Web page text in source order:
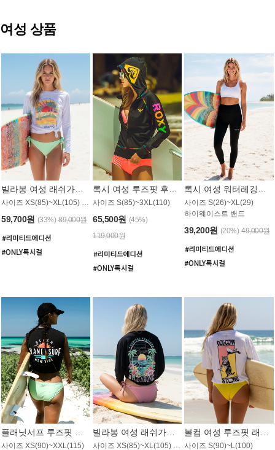
여성 상품
59,700원 (33%) 89,000원
사이즈 S(85)~3XL(110)
65,500원 (45%)
119,000원
사이즈 S(26)~XL(29)
하이웨이스트 밴드
39,200원 (20%) 49,000원
사이즈 XS(90)~XXL(115) 사이즈 XS(85)~XL(105) / 오버핏 사이즈 S(90)~L(100)